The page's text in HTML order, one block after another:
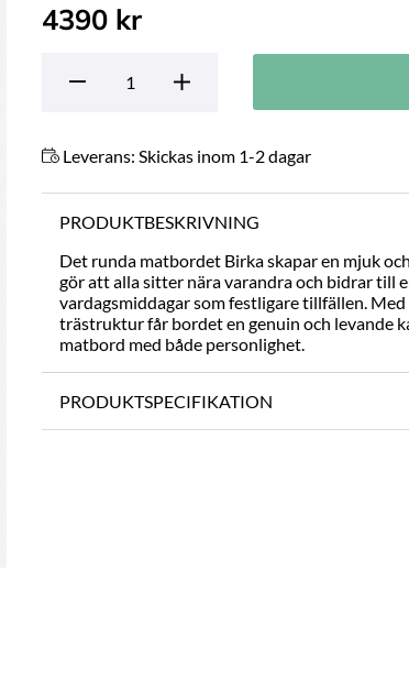
4390 kr
Leverans: Skickas inom 1-2 dagar
PRODUKTBESKRIVNING
Det runda matbordet Birka skapar en mjuk
gör att alla sitter nära varandra och bidrar till
vardagsmiddagar som festligare tillfällen.
trästruktur får bordet en genuin och levande
matbord med både personlighet.
PRODUKTSPECIFIKATION